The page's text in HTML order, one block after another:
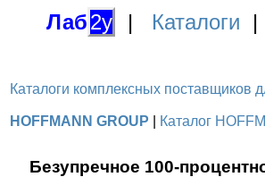
Лаб2у | Каталоги |
Каталоги комплексных поставщиков
HOFFMANN GROUP Каталог
Безупречное 100-